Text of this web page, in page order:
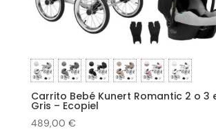
Carrito Bebé Kunert Romantic 2 o 3
Gris – Ecopiel
489,00 €